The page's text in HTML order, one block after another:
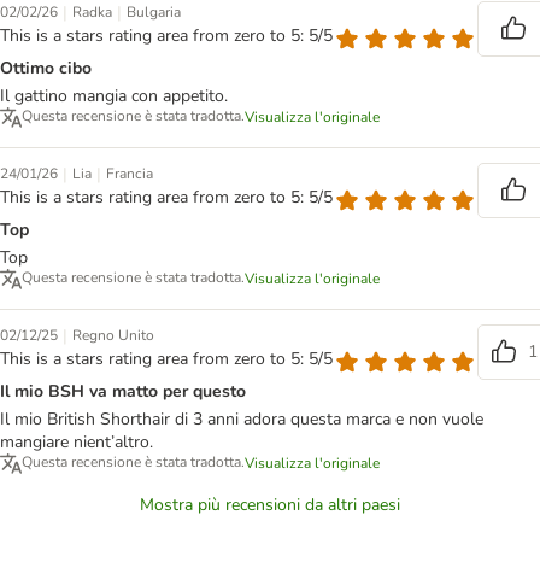
02/02/26 | Radka | Bulgaria
This is a stars rating area from zero to 5: 5/5
Ottimo cibo
Il gattino mangia con appetito.
Questa recensione è stata tradotta.Visualizza l'originale
24/01/26 | Lia | Francia
This is a stars rating area from zero to 5: 5/5
Top
Top
Questa recensione è stata tradotta.Visualizza l'originale
02/12/25 | Regno Unito
This is a stars rating area from zero to 5: 5/5
1
Il mio BSH va matto per questo
Il mio British Shorthair di 3 anni adora questa marca e non vuole
mangiare nient’altro.
Questa recensione è stata tradotta.Visualizza l'originale
Mostra più recensioni da altri paesi